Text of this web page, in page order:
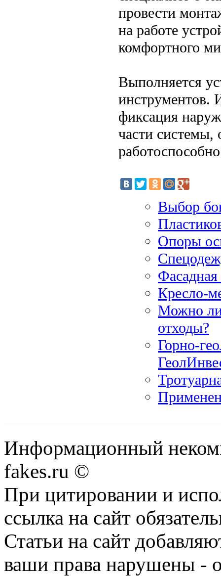
провести
на работе
комфортного
Выполняется
инструментов.
фиксация
части системы,
Выбор
Опоры
Кресло-
Можно ли
отходы?
Горно-
Информационный
fakes.ru ©
При цитировании и
ссылка на сайт
Статьи на сайт
ваши права нарушены -